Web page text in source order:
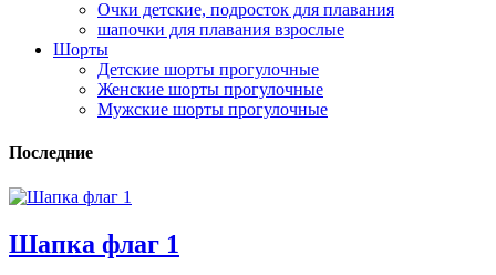
Очки детские, подросток для плавания
шапочки для плавания взрослые
Шорты
Детские шорты прогулочные
Женские шорты прогулочные
Мужские шорты прогулочные
Последние
Шапка флаг 1